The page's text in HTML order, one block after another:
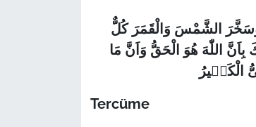
وَسَخَّرَ الشَّمْسَ وَالْقَمَرَ كُلٌّ
اللّٰهَ هُوَ الْحَقُّ وَاَنَّ مَا
الْكَبٖيرُ
Tercüme